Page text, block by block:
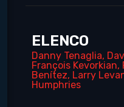
ELENCO
Danny Tenaglia,
François Kevorkian,
Benítez, Larry
Humphries